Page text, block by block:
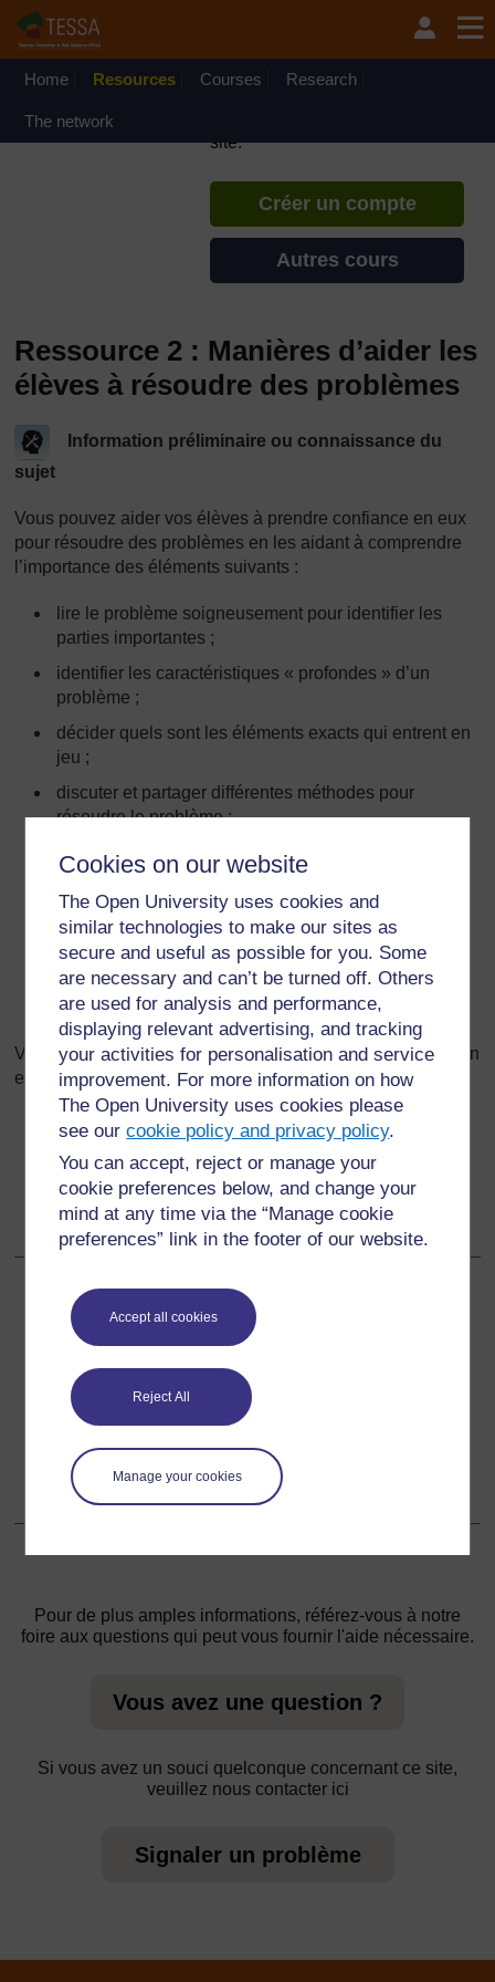
Cookies on our website
The Open University uses cookies and
similar technologies to make our sites as
secure and useful as possible for you. Some
are necessary and can’t be turned off. Others
are used for analysis and performance,
displaying relevant advertising, and tracking
your activities for personalisation and service
improvement. For more information on how
The Open University uses cookies please
see ourcookie policy and privacy policy.
You can accept, reject or manage your
cookie preferences below, and change your
mind at any time via the “Manage cookie
preferences” link in the footer of our website.
Accept all cookies
Reject All
Manage your cookies
Home Resources Courses Research
The network
Si vous créez un compte, vous
site.
Créer un compte
Autres cours
Ressource 2 : Manières d’aider les
élèves à résoudre des problèmes
Information préliminaire ou connaissance du
sujet
Vous pouvez aider vos élèves à prendre confiance en eux
pour résoudre des problèmes en les aidant à comprendre
l’importance des éléments suivants :
lire le problème soigneusement pour identifier les
parties importantes ;
identifier les caractéristiques « profondes » d’un
problème ;
décider quels sont les éléments exacts qui entrent en
jeu ;
discuter et partager différentes méthodes pour
résoudre le problème ;
essayer différentes idées ;
être prêt à recommencer en cas d’erreur ;
vérifier son travail ;
demander de l’aide à d’autres élèves ou à
l’enseignant quand c’est nécessaire.
Vous pouvez aussi aider vos élèves à prendre confiance en
eux pour résoudre des problèmes en :
utilisant des contextes qui intéressent les élèves
créant un environnement de classe favorable, pour
leur permettre de partager des idées sans craindre
qu’on se moque d’eux.
Précédent
Précédent
importante
Section numéro 4 : Visualisation de la multiplication
Pour de plus amples informations, référez-vous à notre
foire aux questions qui peut vous fournir l'aide nécessaire.
Vous avez une question ?
Si vous avez un souci quelconque concernant ce site,
veuillez nous contacter ici
Signaler un problème